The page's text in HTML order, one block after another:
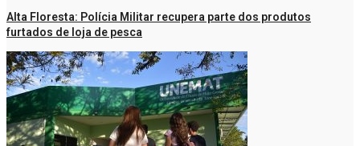
Alta Floresta: Polícia Militar recupera parte dos produtos
furtados de loja de pesca